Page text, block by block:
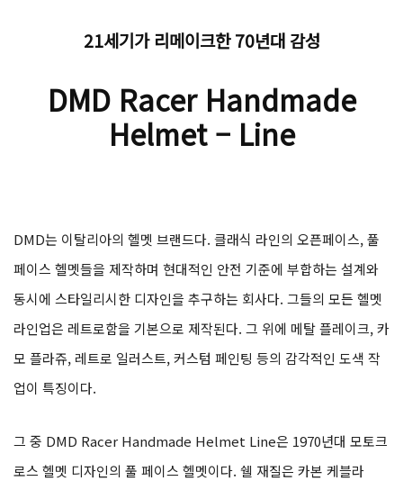
21세기가 리메이크한 70년대 감성
DMD Racer Handmade
Helmet – Line
DMD는 이탈리아의 헬멧 브랜드다. 클래식 라인의 오픈페이스, 풀
페이스 헬멧들을 제작하며 현대적인 안전 기준에 부합하는 설계와
동시에 스타일리시한 디자인을 추구하는 회사다. 그들의 모든 헬멧
라인업은 레트로함을 기본으로 제작된다. 그 위에 메탈 플레이크, 카
모 플라쥬, 레트로 일러스트, 커스텀 페인팅 등의 감각적인 도색 작
업이 특징이다.
그 중 DMD Racer Handmade Helmet Line은 1970년대 모토크
로스 헬멧 디자인의 풀 페이스 헬멧이다. 쉘 재질은 카본 케블라